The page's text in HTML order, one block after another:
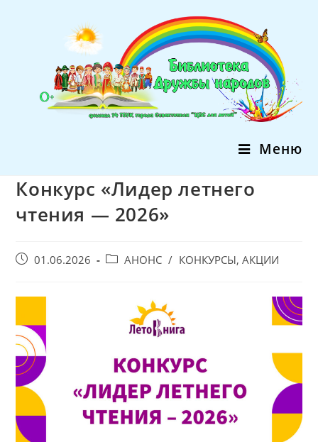
Меню
Конкурс «Лидер летнего
чтения — 2026»
Запись01.06.2026
PostАНОНС / КОНКУРСЫ, АКЦИИ